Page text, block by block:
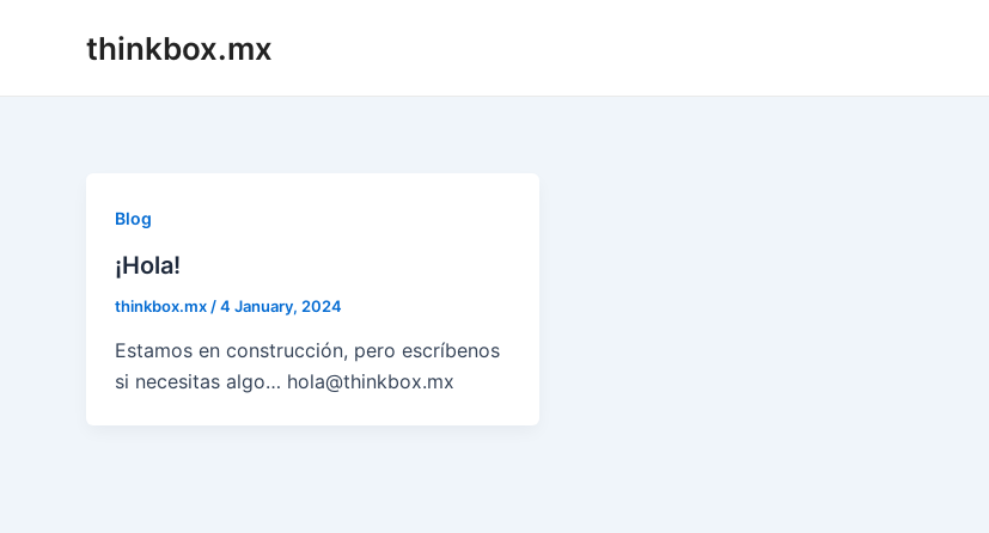
thinkbox.mx
Blog
¡Hola!
thinkbox.mx /4 January, 2024
Estamos en construcción, pero escríbenos
si necesitas algo… hola@thinkbox.mx